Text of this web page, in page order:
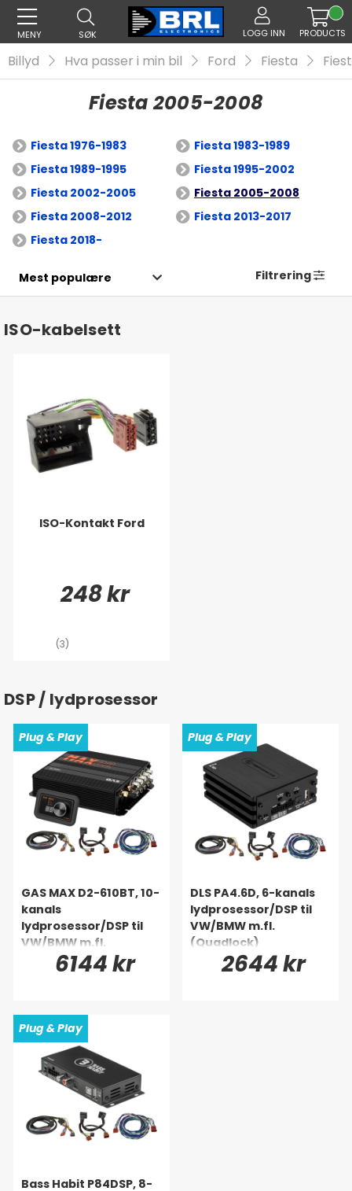
MENY SØK LOGG INN PRODUCTS
Billyd Hva passer i min bil Ford Fiesta
Fiesta 2005-2008
Fiesta 1976-1983
Fiesta 1983-1989
Fiesta 1989-1995
Fiesta 1995-2002
Fiesta 2002-2005
Fiesta 2005-2008
Fiesta 2008-2012
Fiesta 2013-2017
Fiesta 2018-
Filtrering
ISO-kabelsett
ISO-Kontakt Ford
248 kr
(3)
DSP / lydprosessor
Plug & Play
GAS MAX D2-610BT, 10-
kanals
lydprosessor/DSP til
VW/BMW m.fl.
(Quadlock)
6144 kr
Plug & Play
DLS PA4.6D, 6-kanals
lydprosessor/DSP til
VW/BMW m.fl.
(Quadlock)
2644 kr
Plug & Play
Bass Habit P84DSP, 8-